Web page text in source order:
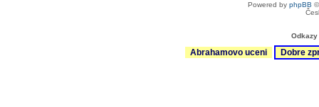
Powered by phpBB
Abrahamovo uceni Dobre